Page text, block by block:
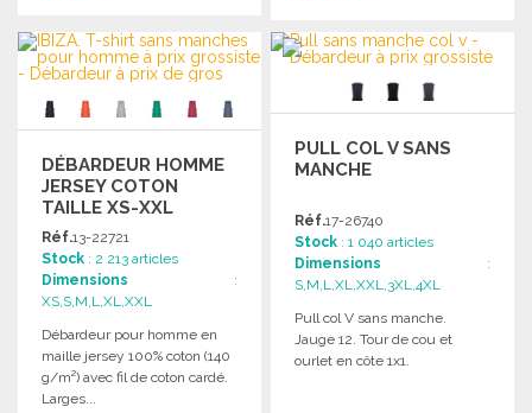
COMMANDER
Demander un devis
COMMANDER
Demander un devis
DÉBARDEUR HOMME
JERSEY COTON
TAILLE XS-XXL
Réf.13-22721
Stock : 2 213 articles
Dimensions :
XS,S,M,L,XL,XXL
Débardeur pour homme en
maille jersey 100% coton (140
g/m²) avec fil de coton cardé.
Larges...
PULL COL V SANS
MANCHE
Réf.17-26740
Stock : 1 040 articles
Dimensions :
S,M,L,XL,XXL,3XL,4XL
Pull col V sans manche.
Jauge 12. Tour de cou et
ourlet en côte 1x1.